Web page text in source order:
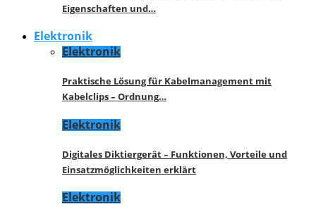
Eigenschaften und…
Elektronik
Elektronik
Praktische Lösung für Kabelmanagement mit
Kabelclips – Ordnung…
Elektronik
Digitales Diktiergerät – Funktionen, Vorteile und
Einsatzmöglichkeiten erklärt
Elektronik